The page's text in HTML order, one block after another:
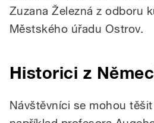
Zuzana Železná z odboru
Městského úřadu Ostrov.
Historici z
Návštěvníci se mohou